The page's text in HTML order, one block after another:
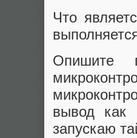
Что
Опишите
вывод как
запускаю